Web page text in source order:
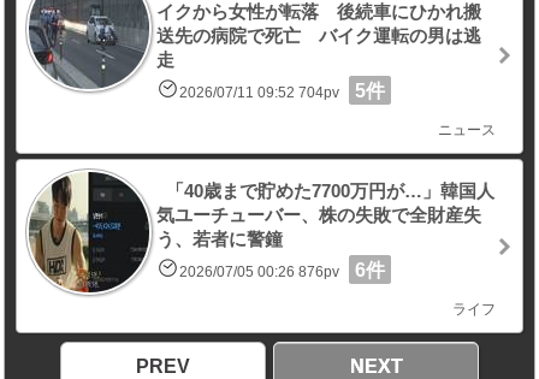
イクから女性が転落 後続車にひかれ搬
送先の病院で死亡 バイク運転の男は逃
走
2026/07/11 09:52 704pv 5件
ニュース
「40歳まで貯めた7700万円が…」韓国人
気ユーチューバー、株の失敗で全財産失
う、若者に警鐘
2026/07/05 00:26 876pv 6件
ライフ
PREV NEXT